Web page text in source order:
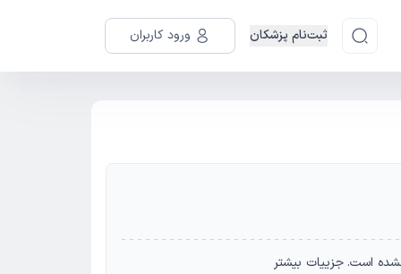
ثبت‌نام پزشکان ورود کاربران
است. جزییات بیشتر